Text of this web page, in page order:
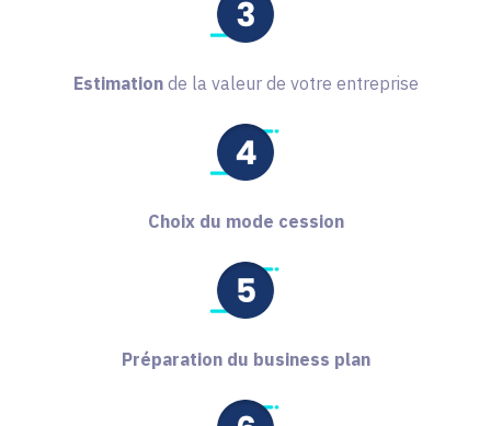
Estimationde la valeur de votre entreprise
Choix du mode cession
Préparation du business plan